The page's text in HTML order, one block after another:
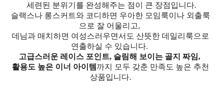
세련된 분위기를 완성해주는 점이 큰 장점입니다.
슬랙스나 롱스커트와 코디하면 우아한 모임룩이나 외출룩
으로 잘 어울리고,
데님과 매치하면 여성스러우면서도 산뜻한 데일리룩으로
연출하실 수 있습니다.
고급스러운 레이스 포인트, 슬림해 보이는 골지 짜임,
활용도 높은 이너 아이템 까지 모두 갖춘 만족도 높은 추천
상품입니다.